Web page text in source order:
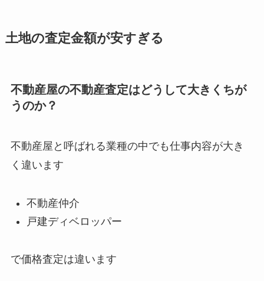
土地の査定金額が安すぎる
不動産屋の不動産査定はどうして大きくちが
うのか？
不動産屋と呼ばれる業種の中でも仕事内容が大き
く違います
不動産仲介
戸建ディベロッパー
で価格査定は違います